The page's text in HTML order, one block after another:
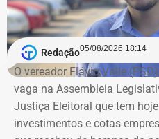
Bens declarados por André
Reprodução/
Redação05/08/2026 18:14
O vereador Flávio Valle
vaga na Assembleia
Justiça Eleitoral que tem
investimentos e cotas